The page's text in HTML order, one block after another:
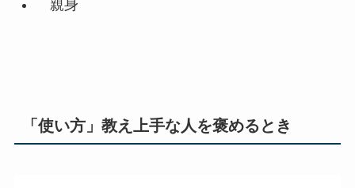
親身
「使い方」教え上手な人を褒めるとき